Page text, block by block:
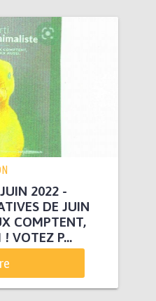
2022 -
DE JUIN
COMPTENT,
VOTEZ P...